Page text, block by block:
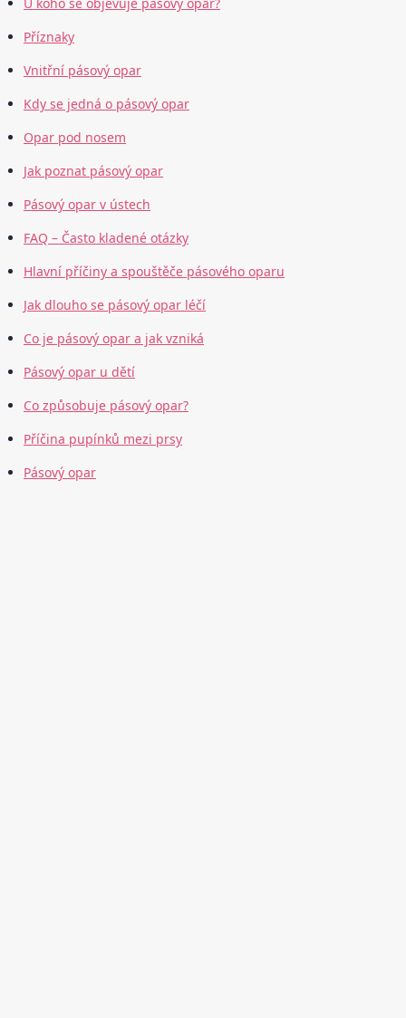
U koho se objevuje pásový opar?
Příznaky
Vnitřní pásový opar
Kdy se jedná o pásový opar
Opar pod nosem
Jak poznat pásový opar
Pásový opar v ústech
FAQ – Často kladené otázky
Hlavní příčiny a spouštěče pásového oparu
Jak dlouho se pásový opar léčí
Co je pásový opar a jak vzniká
Pásový opar u dětí
Co způsobuje pásový opar?
Příčina pupínků mezi prsy
Pásový opar